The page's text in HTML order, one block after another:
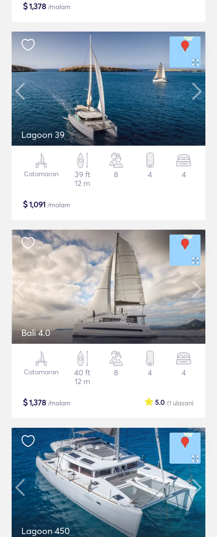
$1,378 /malam
Lagoon 39
Catamaran
39 ft
12 m
8 4 4
$1,091 /malam
Bali 4.0
Catamaran
40 ft
12 m
8 4 4
$1,378 /malam (1 ulasan)
5.0
Lagoon 450